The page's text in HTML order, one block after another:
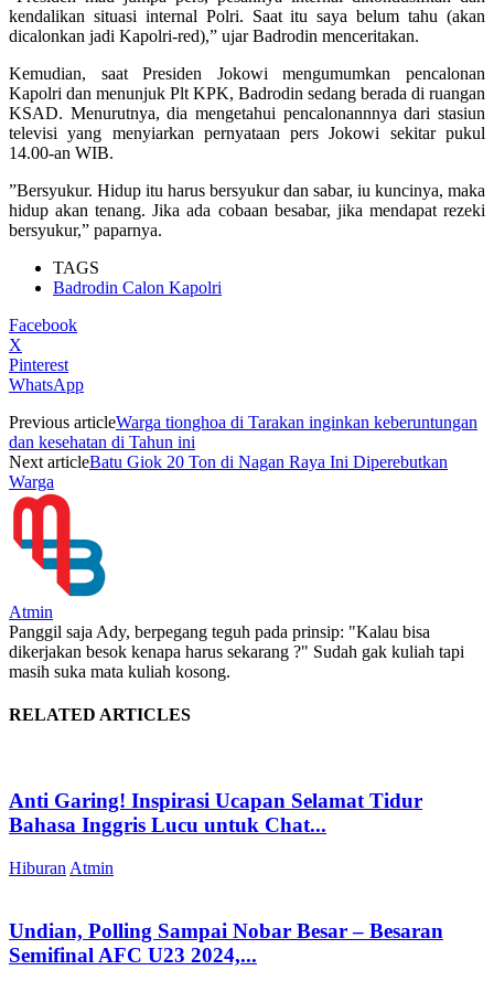
kendalikan situasi internal Polri. Saat itu saya belum tahu (akan
dicalonkan jadi Kapolri-red),” ujar Badrodin menceritakan.
Kemudian, saat Presiden Jokowi mengumumkan pencalonan
Kapolri dan menunjuk Plt KPK, Badrodin sedang berada di ruangan
KSAD. Menurutnya, dia mengetahui pencalonannnya dari stasiun
televisi yang menyiarkan pernyataan pers Jokowi sekitar pukul
14.00-an WIB.
‎”Bersyukur. Hidup itu harus bersyukur dan sabar, iu kuncinya, maka
hidup akan tenang. Jika ada cobaan besabar, jika mendapat rezeki
bersyukur,” paparnya.
TAGS
Badrodin Calon Kapolri
Facebook
X
Pinterest
WhatsApp
Previous articleWarga tionghoa di Tarakan inginkan keberuntungan
dan kesehatan di Tahun ini
Next articleBatu Giok 20 Ton di Nagan Raya Ini Diperebutkan
Warga
Atmin
Panggil saja Ady, berpegang teguh pada prinsip: "Kalau bisa
dikerjakan besok kenapa harus sekarang ?" Sudah gak kuliah tapi
masih suka mata kuliah kosong.
RELATED ARTICLES
Anti Garing! Inspirasi Ucapan Selamat Tidur
Bahasa Inggris Lucu untuk Chat...
Hiburan Atmin
Undian, Polling Sampai Nobar Besar – Besaran
Semifinal AFC U23 2024,...